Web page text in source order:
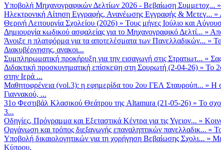
Υποβολή Μηχανογραφικών Δελτίων 2026 - Βεβαίωση Συμμετοχ...
Ηλεκτρονική Αίτηση Εγγραφής, Ανανέωσης Εγγραφής & Μετεγ... »
Θερινή Λειτουργία Σχολείου (2026) » Τους μήνες Ιούλιο και
Δημιουργία κωδικού ασφαλείας για το Μηχανογραφικό Δελτί... »
Άνοιξε η πλατφόρμα για τα αποτελέσματα των Πανελλαδικών... »
Διακυβέρνησης, ανακοι...
Συμπληρωματική προκήρυξη για την εισαγωγή στις Στρατιωτ... »
Διδακτική προσκυνηματική επίσκεψη στη Σουρωτή (2-04-26) » Το
στην Ιερά ...
Μαθητοφρένεια (vol.3): η εφημερίδα του 2ου ΓΕΛ Σταυρούπ... » Η
Γιαννακού, ...
31ο Φεστιβάλ Κλασικού Θεάτρου της Altamura (21-05-26) » Το
3...
Οδηγίες, Πρόγραμμα και Εξεταστικά Κέντρα για τις Υγειον... »
Οργάνωση και τρόπος διεξαγωγής επαναληπτικών πανελλαδικ... »
Υποβολή δικαιολογητικών για τη χορήγηση Βεβαίωσης Σχολι... »
Κύπρου,